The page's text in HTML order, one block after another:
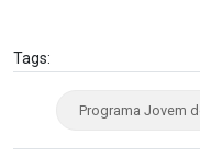
Tags:
Programa Jovem